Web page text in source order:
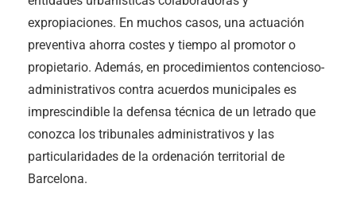
expropiaciones. En muchos casos, una actuación
preventiva ahorra costes y tiempo al promotor o
propietario. Además, en procedimientos contencioso-
administrativos contra acuerdos municipales es
imprescindible la defensa técnica de un letrado que
conozca los tribunales administrativos y las
particularidades de la ordenación territorial de
Barcelona.